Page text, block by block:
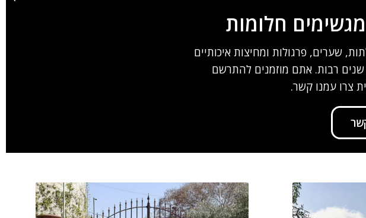
חלומות
שערים, פרגולות ומחיצות איכותיים
שנים רבות. אתם מוזמנים להתרשם
צרו עמנו קשר.